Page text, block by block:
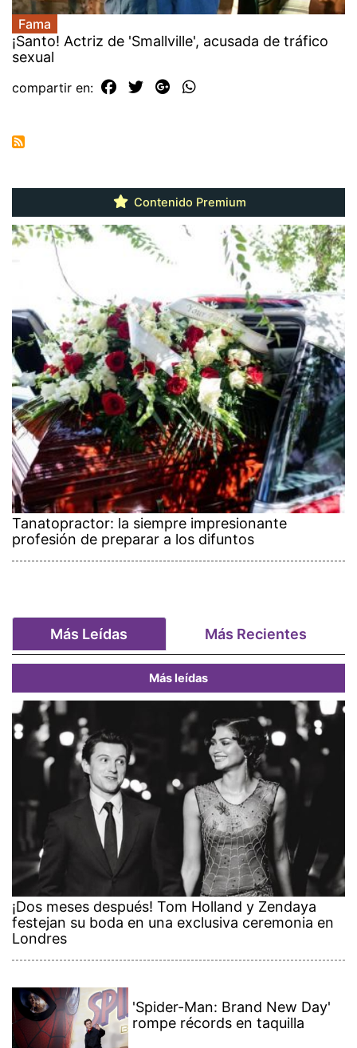
Fama
¡Santo! Actriz de 'Smallville', acusada de tráfico
sexual
compartir en:
Contenido Premium
Tanatopractor: la siempre impresionante
profesión de preparar a los difuntos
Más Leídas Más Recientes
Más leídas
¡Dos meses después! Tom Holland y Zendaya
festejan su boda en una exclusiva ceremonia en
Londres
'Spider-Man: Brand New Day'
rompe récords en taquilla